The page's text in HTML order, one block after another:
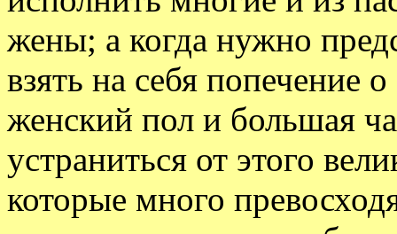
жены; а когда нужно
взять на себя попечение
женский пол и большая
устраниться от этого
которые много